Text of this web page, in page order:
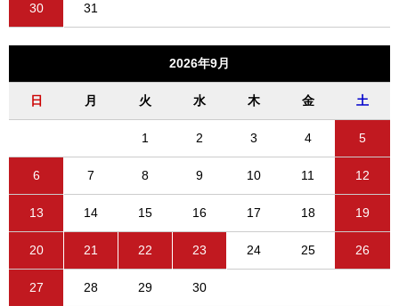
30 31
2026年9月
日 月 火 水 木 金 土
1 2 3 4 5
6 7 8 9 10 11 12
13 14 15 16 17 18 19
20 21 22 23 24 25 26
27 28 29 30